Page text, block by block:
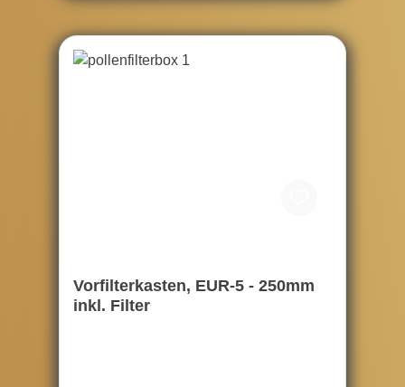
Vorfilterkasten, EUR-5 - 250mm
inkl. Filter